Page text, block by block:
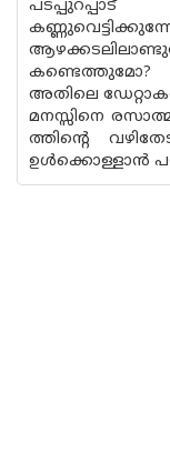
കണ്ടെത്തുമോ?
അതിലെ
മനസ്സിനെ
ത്തിന്റെ
ഉൾക്കൊള്ളാൻ